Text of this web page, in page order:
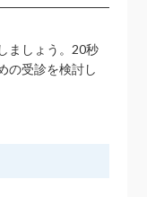
ましょう。20秒
の受診を検討し